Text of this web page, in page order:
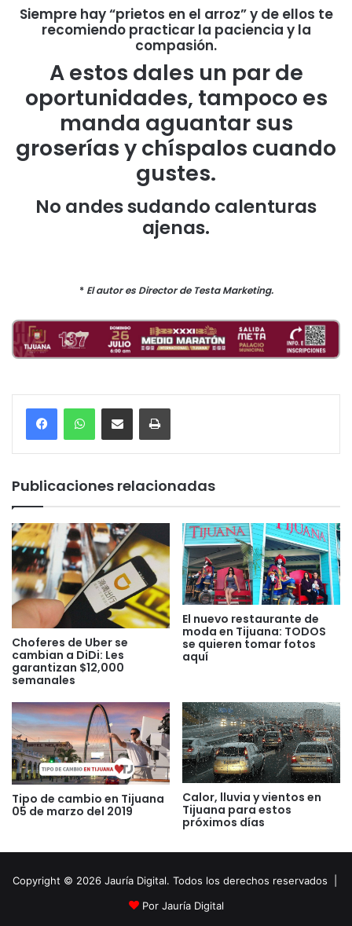
Siempre hay “prietos en el arroz” y de ellos te
recomiendo practicar la paciencia y la
compasión.
A estos dales un par de
oportunidades, tampoco es
manda aguantar sus
groserías y chíspalos cuando
gustes.
No andes sudando calenturas
ajenas.
*El autor es Director de Testa Marketing.
Compartir por correo electrónicoImprimir
Publicaciones relacionadas
Choferes de Uber se
cambian a DiDi: Les
garantizan $12,000
semanales
El nuevo restaurante de
moda en Tijuana: TODOS
se quieren tomar fotos
aquí
Tipo de cambio en Tijuana
05 de marzo del 2019
Calor, lluvia y vientos en
Tijuana para estos
próximos días
Copyright © 2026 Jauría Digital. Todos los derechos reservados |
Por Jauría Digital